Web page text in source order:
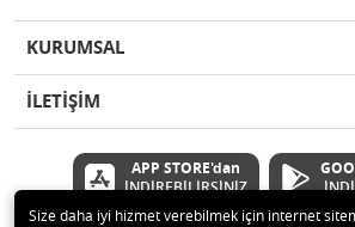
KURUMSAL
İLETİŞİM
APP STORE'dan
İNDİREBİLİRSİNİZ
Size daha iyi hizmet verebilmek için internet